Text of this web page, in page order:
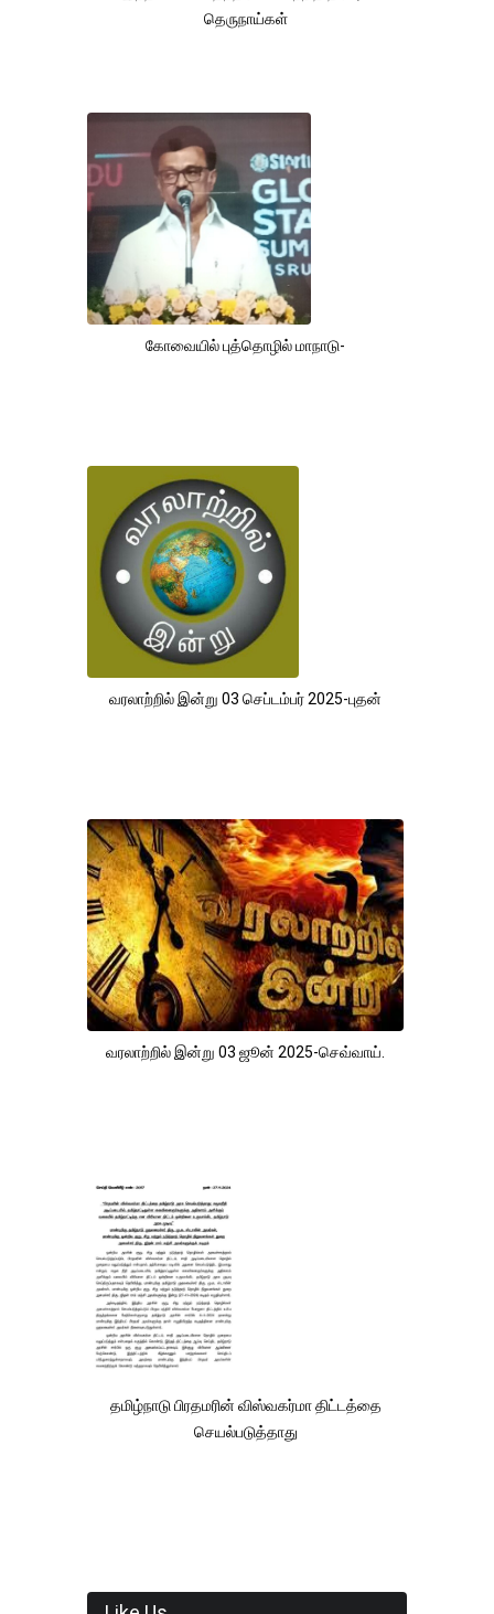
தெருநாய்கள்
கோவையில் புத்தொழில் மாநாடு-
வரலாற்றில் இன்று 03 செப்டம்பர் 2025-புதன்
வரலாற்றில் இன்று 03 ஜூன் 2025-செவ்வாய்.
தமிழ்நாடு பிரதமரின் விஸ்வகர்மா திட்டத்தை
செயல்படுத்தாது